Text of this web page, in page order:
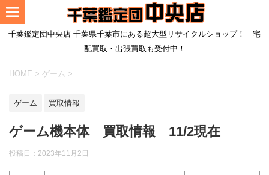
千葉鑑定団中央店 千葉県千葉市にある超大型リサイクルショップ！ 宅
配買取・出張買取も受付中！
HOME > ゲーム >
ゲーム 買取情報
ゲーム機本体 買取情報 11/2現在
投稿日： 2023年11月2日